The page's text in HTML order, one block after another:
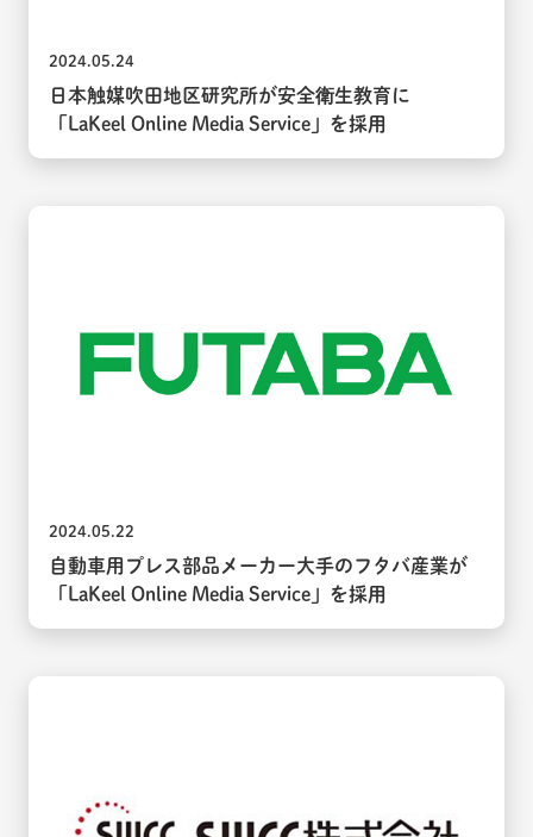
2024.05.24
日本触媒吹田地区研究所が安全衛生教育に
「LaKeel Online Media Service」を採用
2024.05.22
自動車用プレス部品メーカー大手のフタバ産業が
「LaKeel Online Media Service」を採用